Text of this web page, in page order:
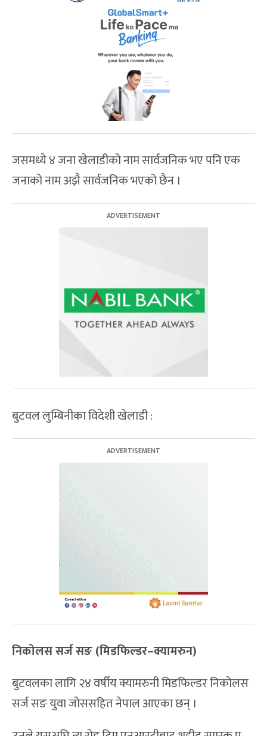
जसमध्ये ४ जना खेलाडीको नाम सार्वजनिक भए पनि एक
जनाको नाम अझै सार्वजनिक भएको छैन ।
बुटवल लुम्बिनीका विदेशी खेलाडी :
निकोलस सर्ज सङ (मिडफिल्डर–क्यामरुन)
बुटवलका लागि २४ वर्षीय क्यामरुनी मिडफिल्डर निकोलस
सर्ज सङ युवा जोससहित नेपाल आएका छन् ।